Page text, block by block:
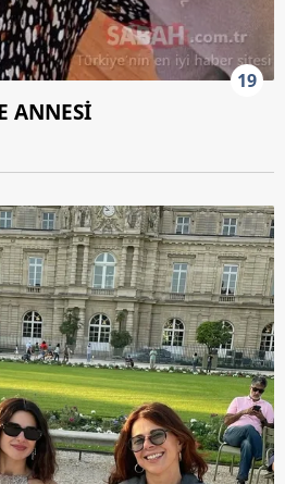
19
ANNESİ